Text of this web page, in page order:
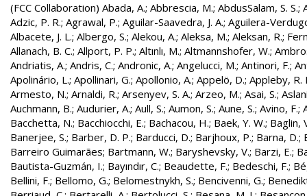
(FCC Collaboration) Abada, A.; Abbrescia, M.; AbdusSalam, S. S.;
Adzic, P. R.; Agrawal, P.; Aguilar-Saavedra, J. A.; Aguilera-
Albacete, J. L.; Albergo, S.; Alekou, A.; Aleksa, M.; Aleksan, R.;
Allanach, B. C.; Allport, P. P.; Altınlı, M.; Altmannshofer, W.;
Andriatis, A.; Andris, C.; Andronic, A.; Angelucci, M.; Antinori, F.;
Apolinário, L.; Apollinari, G.; Apollonio, A.; Appelö, D.; Appleby, R.
Armesto, N.; Arnaldi, R.; Arsenyev, S. A.; Arzeo, M.; Asai, S.;
Auchmann, B.; Audurier, A.; Aull, S.; Aumon, S.; Aune, S.; Avino, F.;
Bacchetta, N.; Bacchiocchi, E.; Bachacou, H.; Baek, Y. W.; Baglin,
Banerjee, S.; Barber, D. P.; Barducci, D.; Barjhoux, P.; Barna, D.;
Barreiro Guimarães; Bartmann, W.; Baryshevsky, V.; Barzi, E.;
Bautista-Guzmán, I.; Bayındır, C.; Beaudette, F.; Bedeschi, F.;
Bellini, F.; Bellomo, G.; Belomestnykh, S.; Bencivenni, G.;